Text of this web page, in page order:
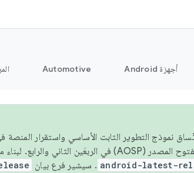
أجهزة Android Automotive
2026، ولضمان اتّساق نموذج التطوير الثابت الأساسي واستقرار
android-latest- . سيشير فرع بيان